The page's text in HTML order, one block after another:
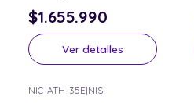
$1.655.990
Ver detalles
NIC-ATH-35E|NISI